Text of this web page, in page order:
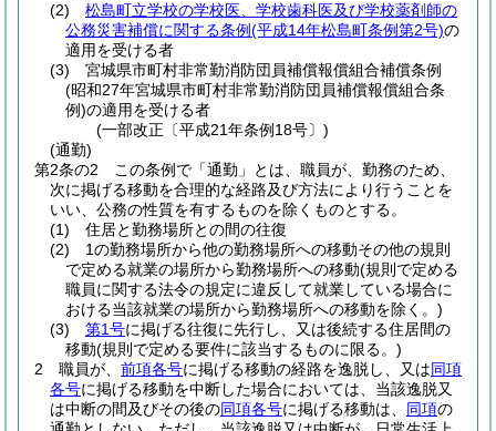
(2)
松島町立学校の学校医、学校歯科医及び学校薬剤師の
公務災害補償に関する条例(平成14年松島町条例第2号)の
適用を受ける者
(3)
宮城県市町村非常勤消防団員補償報償組合補償条例
(昭和27年宮城県市町村非常勤消防団員補償報償組合条
例)の適用を受ける者
(一部改正〔平成21年条例18号〕)
(通勤)
第2条の2
この条例で「通勤」とは、職員が、勤務のため、
次に掲げる移動を合理的な経路及び方法により行うことを
いい、公務の性質を有するものを除くものとする。
(1)
住居と勤務場所との間の往復
(2)
1の勤務場所から他の勤務場所への移動その他の規則
で定める就業の場所から勤務場所への移動(規則で定める
職員に関する法令の規定に違反して就業している場合に
おける当該就業の場所から勤務場所への移動を除く。)
(3)
第1号に掲げる往復に先行し、又は後続する住居間の
移動(規則で定める要件に該当するものに限る。)
2
職員が、 前項各号に掲げる移動の経路を逸脱し、又は同項
各号に掲げる移動を中断した場合においては、当該逸脱又
は中断の間及びその後の同項各号に掲げる移動は、 同項の